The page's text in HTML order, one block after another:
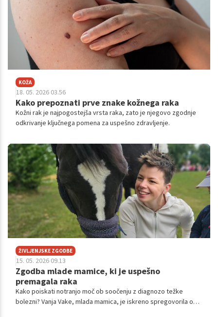
angleščini.
KOŽA
18. 05. 2026 03.56
Kako prepoznati prve znake kožnega raka
Kožni rak je najpogostejša vrsta raka, zato je njegovo zgodnje
odkrivanje ključnega pomena za uspešno zdravljenje.
ŽIVLJENJSKE ZGODBE
15. 05. 2026 09.13
Zgodba mlade mamice, ki je uspešno
premagala raka
Kako poiskati notranjo moč ob soočenju z diagnozo težke
bolezni? Vanja Vake, mlada mamica, je iskreno spregovorila o